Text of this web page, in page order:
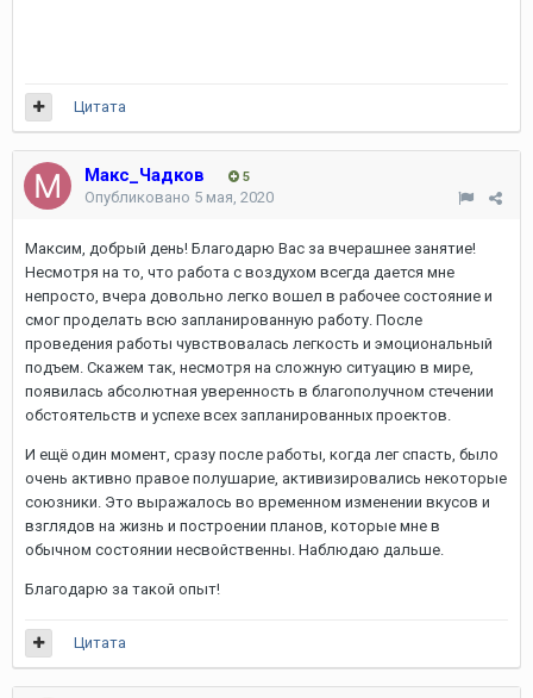
Цитата
Макс_Чадков 5
Опубликовано 5 мая, 2020
Максим, добрый день! Благодарю Вас за вчерашнее занятие!
Несмотря на то, что работа с воздухом всегда дается мне
непросто, вчера довольно легко вошел в рабочее состояние и
смог проделать всю запланированную работу. После
проведения работы чувствовалась легкость и эмоциональный
подъем. Скажем так, несмотря на сложную ситуацию в мире,
появилась абсолютная уверенность в благополучном стечении
обстоятельств и успехе всех запланированных проектов.
И ещё один момент, сразу после работы, когда лег спасть, было
очень активно правое полушарие, активизировались некоторые
союзники. Это выражалось во временном изменении вкусов и
взглядов на жизнь и построении планов, которые мне в
обычном состоянии несвойственны. Наблюдаю дальше.
Благодарю за такой опыт!
Цитата